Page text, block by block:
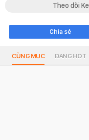
Theo dõi
Chia sẻ
CÙNG MỤC ĐANG HOT